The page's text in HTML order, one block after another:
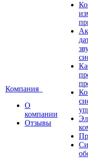
Компания
О
компании
Отзывы